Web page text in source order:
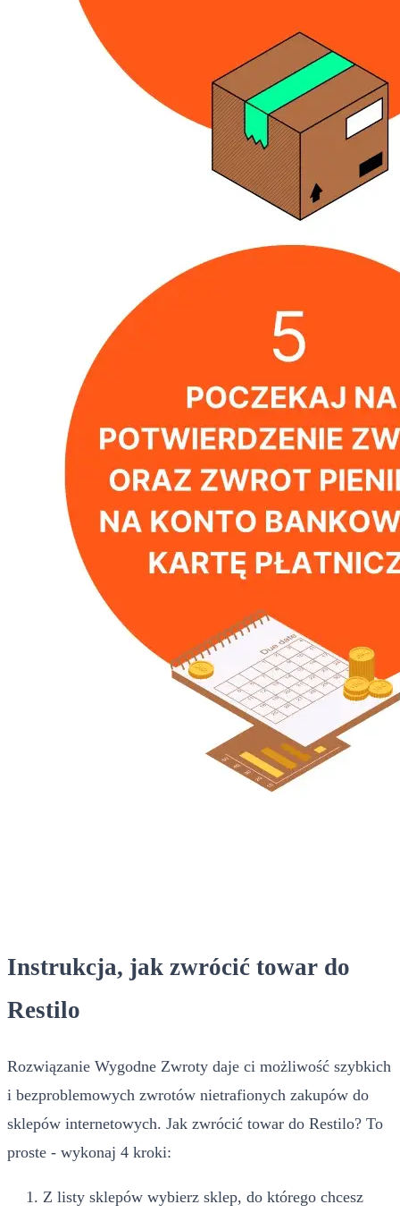
Instrukcja, jak zwrócić towar do
Restilo
Rozwiązanie Wygodne Zwroty daje ci możliwość szybkich
i bezproblemowych zwrotów nietrafionych zakupów do
sklepów internetowych. Jak zwrócić towar do Restilo? To
proste - wykonaj 4 kroki:
Z listy sklepów wybierz sklep, do którego chcesz